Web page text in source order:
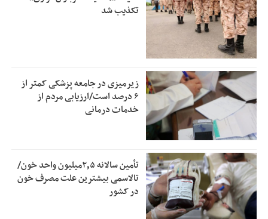
تکذیب شد
زیرمیزی در جامعه پزشکی کمتر از
۶ درصد است/ارزیابی مردم از
خدمات درمانی
تأمین سالانه ۲٫۵میلیون واحد خون/
تالاسمی بیشترین علت مصرف‌ خون
در کشور